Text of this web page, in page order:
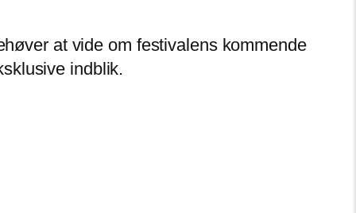
at vide om festivalens kommende
indblik.